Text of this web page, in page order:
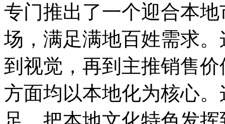
专门推出了一个迎合本
场，满足满地百姓需求
到视觉，再到主推销售
方面均以本地化为核心